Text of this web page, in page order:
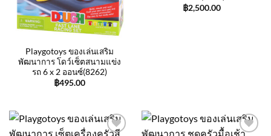
Playgotoys ของเล่นเสริม
พัฒนาการ โดว์เซ็ตสนามแข่ง
รถ 6 x 2 ออนซ์(8262)
฿495.00
฿2,500.00